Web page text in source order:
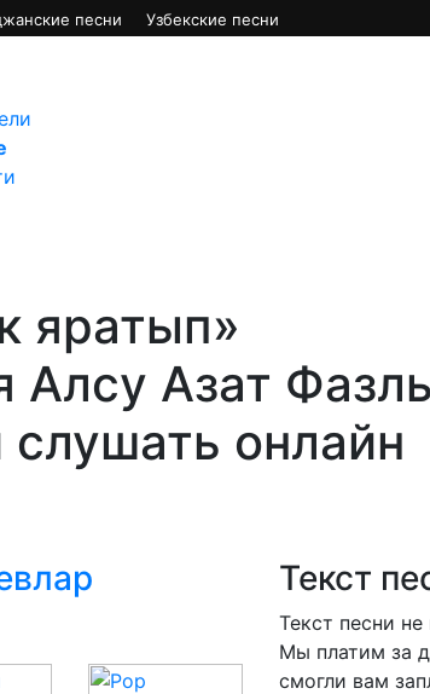
песни Узбекские песни
яратып»
Алсу Азат
слушать онлайн
Текст
Текст песни не
Мы платим за
смогли вам